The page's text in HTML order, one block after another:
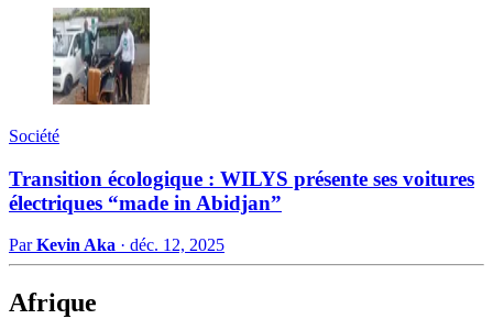
Société
Transition écologique : WILYS présente ses voitures
électriques “made in Abidjan”
ParKevin Aka · déc. 12, 2025
Afrique